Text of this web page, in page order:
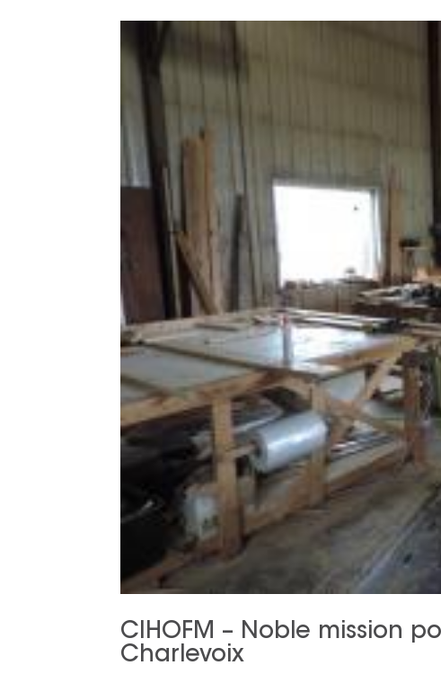
CIHOFM – Noble mission
Charlevoix